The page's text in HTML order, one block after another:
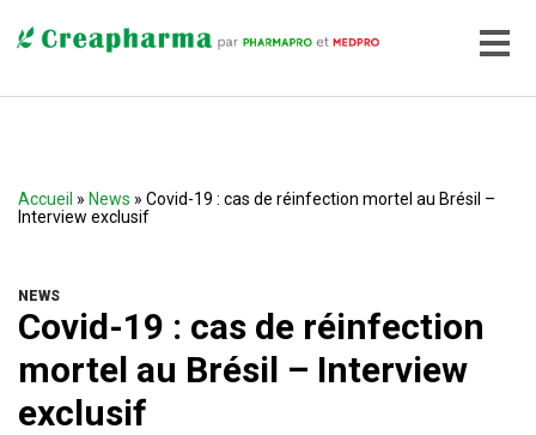
Accueil » News » Covid-19 : cas de réinfection mortel au Brésil –
Interview exclusif
NEWS
Covid-19 : cas de réinfection
mortel au Brésil – Interview
exclusif